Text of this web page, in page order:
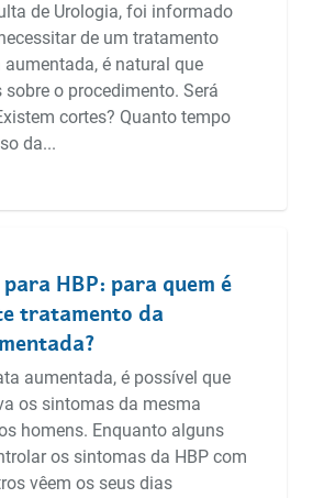
de Urologia, foi informado
de um tratamento
é natural que
o procedimento. Será
cortes? Quanto tempo
da...
HBP: para quem é
tratamento da
aumentada, é possível que
os sintomas da mesma
homens. Enquanto alguns
os sintomas da HBP com
vêem os seus dias